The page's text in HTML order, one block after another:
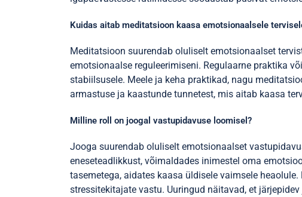
Kuidas aitab meditatsioon kaasa emotsionaalsele
Meditatsioon suurendab oluliselt emotsionaalset
emotsionaalse reguleerimiseni. Regulaarne praktika
stabiilsusele. Meele ja keha praktikad, nagu
armastuse ja kaastunde tunnetest, mis aitab kaasa
Milline roll on joogal vastupidavuse loomisel?
Jooga suurendab oluliselt emotsionaalset
eneseteadlikkust, võimaldades inimestel oma
tasemetega, aidates kaasa üldisele vaimsele
stressitekitajate vastu. Uuringud näitavad, et